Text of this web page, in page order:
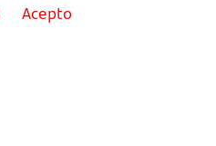
Acepto